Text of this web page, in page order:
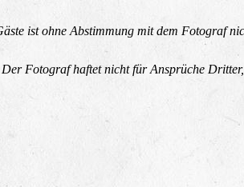
ist ohne Abstimmung mit dem Fotograf
Fotograf haftet nicht für Ansprüche